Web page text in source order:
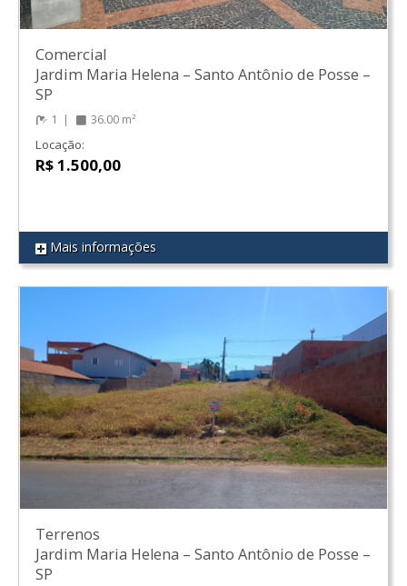
REF 115
Comercial
Jardim Maria Helena – Santo Antônio de Posse –
SP
1 36.00 m²
Locação:
R$ 1.500,00
Mais informações
Terrenos
Jardim Maria Helena – Santo Antônio de Posse –
SP